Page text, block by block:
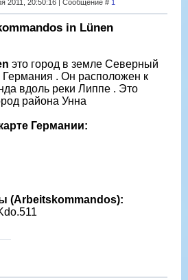
2011, 20:50:16 | Сообщение # 1
in Lünen
это город в земле Северный
. Он расположен к
вдоль реки Липпе . Это
района Унна
Германии:
(Arbeitskommandos):